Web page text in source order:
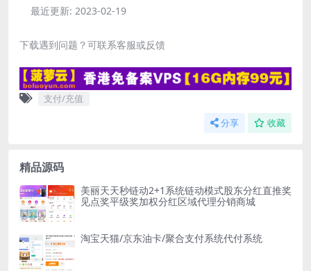
最近更新: 2023-02-19
下载遇到问题？可联系客服或反馈
支付/充值
分享 收藏
精品源码
美丽天天秒链动2+1系统链动模式股东分红直推奖
见点奖平级奖加权分红区域代理分销商城
淘宝天猫/京东油卡/聚合支付系统代付系统